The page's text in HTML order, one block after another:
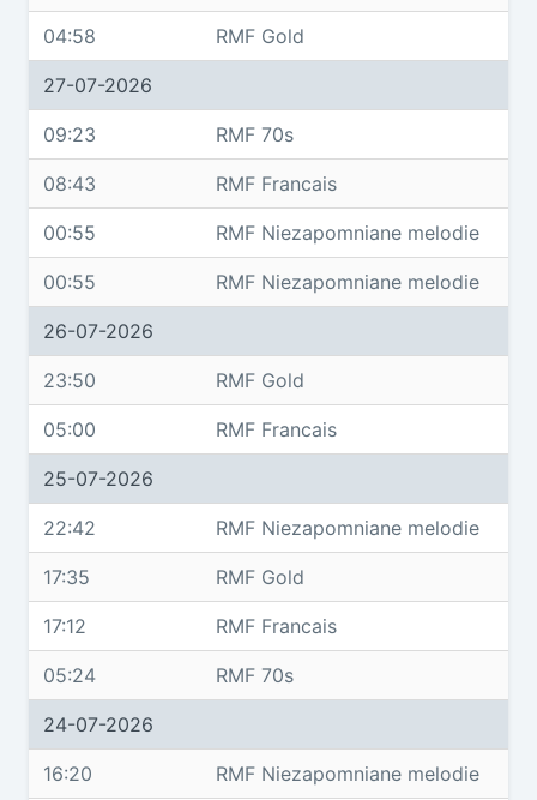
04:58 RMF Gold
27-07-2026
09:23 RMF 70s
08:43 RMF Francais
00:55 RMF Niezapomniane melodie
00:55 RMF Niezapomniane melodie
26-07-2026
23:50 RMF Gold
05:00 RMF Francais
25-07-2026
22:42 RMF Niezapomniane melodie
17:35 RMF Gold
17:12 RMF Francais
05:24 RMF 70s
24-07-2026
16:20 RMF Niezapomniane melodie